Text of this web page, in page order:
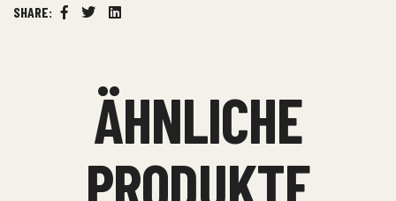
SHARE:
Facebook
TwitterLinkedin
ÄHNLICHE
PRODUKTE